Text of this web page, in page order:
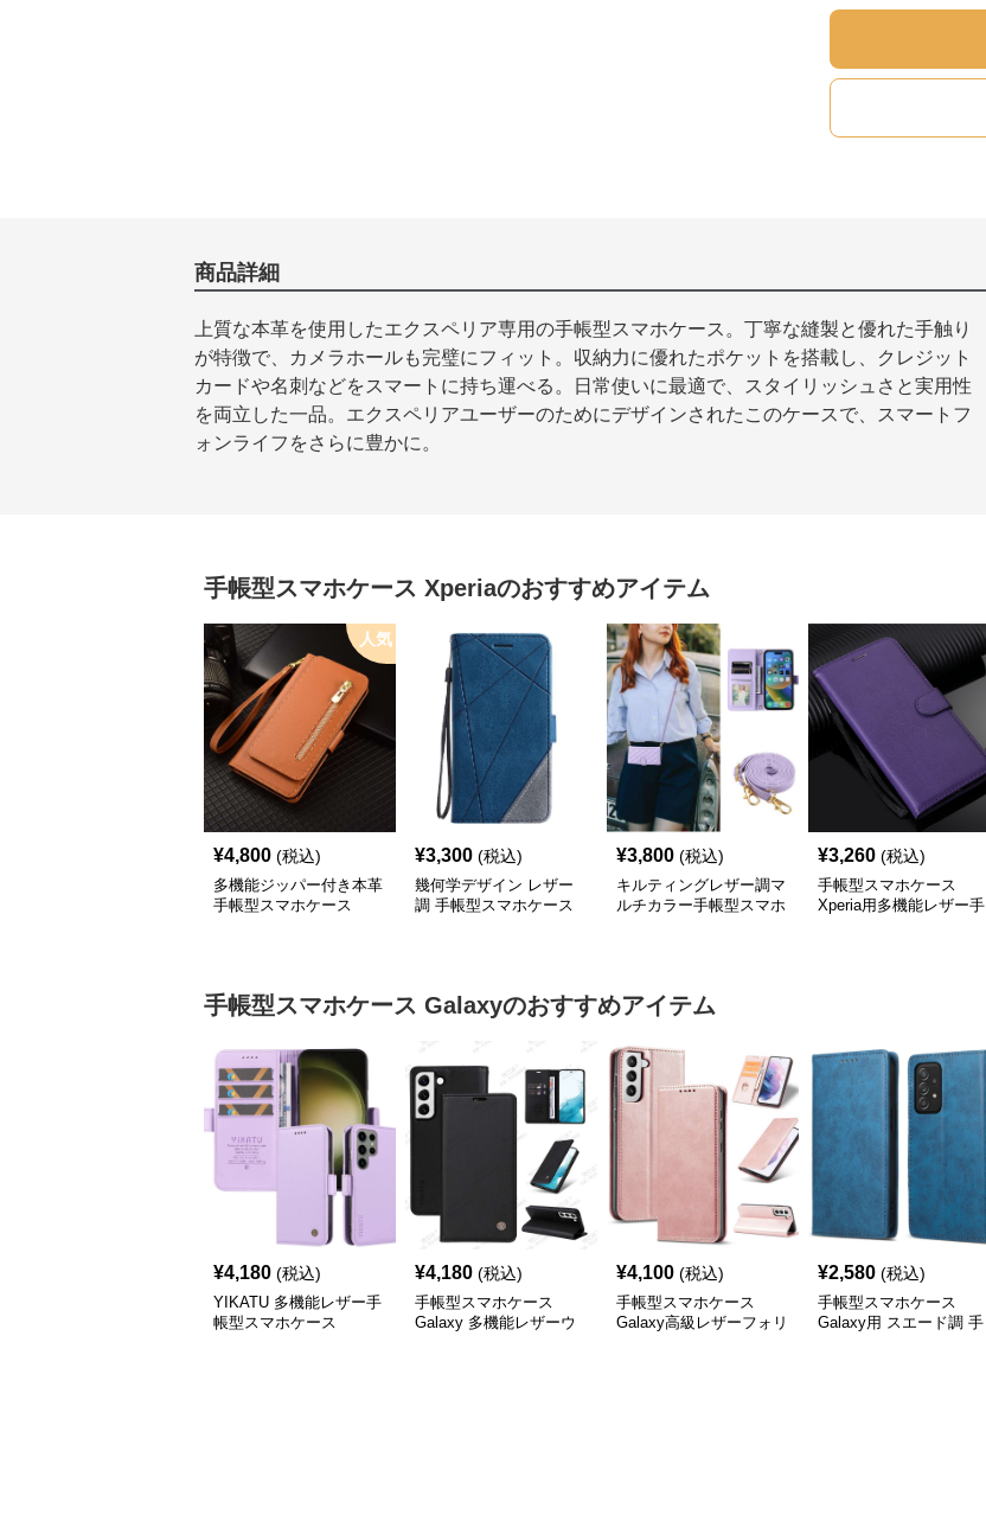
商品詳細
上質な本革を使用したエクスペリア専用の手帳型スマホケース。丁寧な縫製と優れた手触り
が特徴で、カメラホールも完璧にフィット。収納力に優れたポケットを搭載し、クレジット
カードや名刺などをスマートに持ち運べる。日常使いに最適で、スタイリッシュさと実用性
を両立した一品。エクスペリアユーザーのためにデザインされたこのケースで、スマートフ
ォンライフをさらに豊かに。
手帳型スマホケース Xperiaのおすすめアイテム
人気
¥4,800 (税込)
多機能ジッパー付き本革
手帳型スマホケース
¥3,300 (税込)
幾何学デザイン レザー
調 手帳型スマホケース
¥3,800 (税込)
キルティングレザー調マ
ルチカラー手帳型スマホ
¥3,260 (税込)
手帳型スマホケース
Xperia用多機能レザー手
手帳型スマホケース Galaxyのおすすめアイテム
¥4,180 (税込)
YIKATU 多機能レザー手
帳型スマホケース
¥4,180 (税込)
手帳型スマホケース
Galaxy 多機能レザーウ
¥4,100 (税込)
手帳型スマホケース
Galaxy高級レザーフォリ
¥2,580 (税込)
手帳型スマホケース
Galaxy用 スエード調 手